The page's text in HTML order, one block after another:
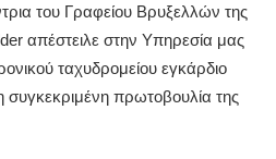
του Γραφείου Βρυξελλών της
απέστειλε στην Υπηρεσία μας
ταχυδρομείου εγκάρδιο
συγκεκριμένη πρωτοβουλία της